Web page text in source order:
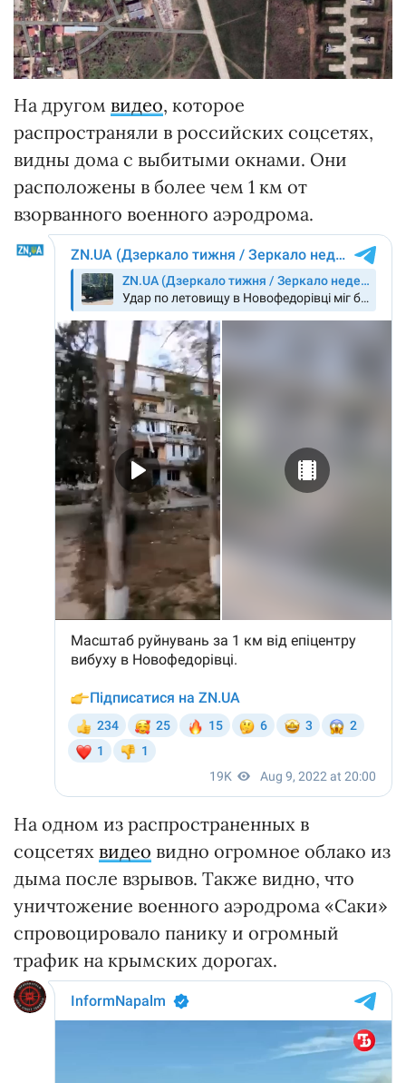
На другом видео, которое
распространяли в российских соцсетях,
видны дома с выбитыми окнами. Они
расположены в более чем 1 км от
взорванного военного аэродрома.
На одном из распространенных в
соцсетях видео видно огромное облако из
дыма после взрывов. Также видно, что
уничтожение военного аэродрома «Саки»
спровоцировало панику и огромный
трафик на крымских дорогах.